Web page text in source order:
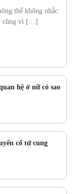
thể không nhắc
cũng vì […]
hệ ở nữ có sao
cổ tử cung